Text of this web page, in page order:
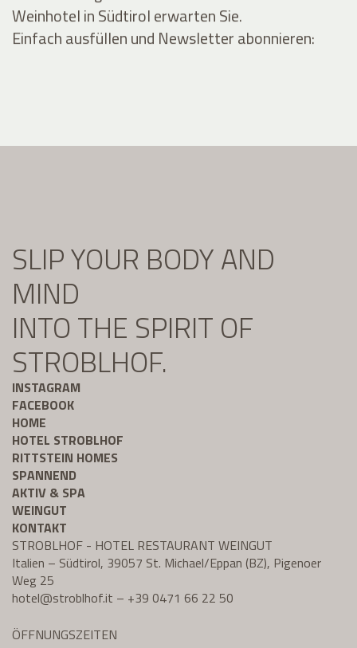
Weinhotel in Südtirol erwarten Sie.
Einfach ausfüllen und Newsletter abonnieren:
SLIP YOUR BODY AND
MIND
INTO THE SPIRIT OF
STROBLHOF.
INSTAGRAM
FACEBOOK
HOME
HOTEL STROBLHOF
RITTSTEIN HOMES
SPANNEND
AKTIV & SPA
WEINGUT
KONTAKT
STROBLHOF - HOTEL RESTAURANT WEINGUT
Italien – Südtirol, 39057 St. Michael/Eppan (BZ), Pigenoer
Weg 25
hotel@stroblhof.it – +39 0471 66 22 50
ÖFFNUNGSZEITEN